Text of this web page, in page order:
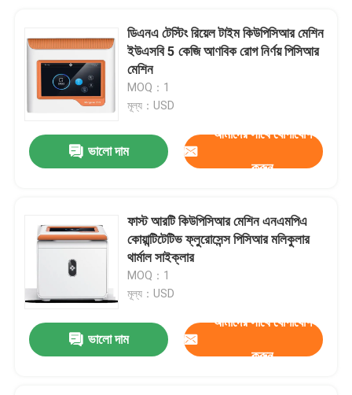
ডিএনএ টেস্টিং রিয়েল টাইম কিউপিসিআর মেশিন
ইউএসবি 5 কেজি আণবিক রোগ নির্ণয় পিসিআর
মেশিন
MOQ：1
মূল্য：USD
ভালো দাম
আমাদের সাথে যোগাযোগ
করুন
ফাস্ট আরটি কিউপিসিআর মেশিন এনএমপিএ
কোয়ান্টিটেটিভ ফ্লুরোসেন্স পিসিআর মলিকুলার
থার্মাল সাইক্লার
MOQ：1
মূল্য：USD
ভালো দাম
আমাদের সাথে যোগাযোগ
করুন